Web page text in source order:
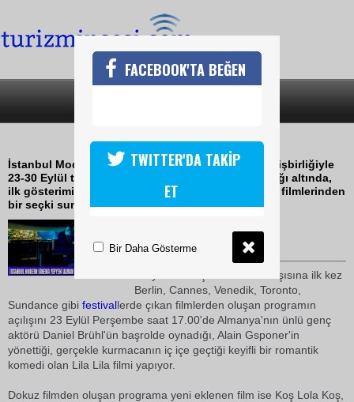
TRANSİT HAYATLAR
İstanbul Modern Sinema, Goethe-Institut İstanbul işbirliğiyle
23-30 Eylül tarihleri arasında Transit Hayatlar başlığı altında,
ilk gösterimi son bir yıl içinde gerçekleşmiş Alman filmlerinden
bir seçki sunuyor
TURİZMİN SESİ
İzleyici ve eleştirmenlerin karşısına ilk kez
Berlin, Cannes, Venedik, Toronto,
Sundance gibi festivallerde çıkan filmlerden oluşan programın
açılışını 23 Eylül Perşembe saat 17.00'de Almanya'nın ünlü genç
aktörü Daniel Brühl'ün başrolde oynadığı, Alain Gsponer'in
yönettiği, gerçekle kurmacanın iç içe geçtiği keyifli bir romantik
komedi olan Lila Lila filmi yapıyor.
Dokuz filmden oluşan programa yeni eklenen film ise Koş Lola Koş,
FACEBOOK'TA BEĞEN
TWITTER'DA TAKİP
ET
Bir Daha Gösterme